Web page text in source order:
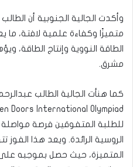
وأكدت الجالية الجنوبية أن
متميزًا وكفاءة علمية لافتة،
الطاقة النووية وإنتاج
مشرق.
كما هنأت الجالية الطالب
للطلبة المتفوقين فرصة مواصلة
الروسية الرائدة. ويعد هذا الفوز
المتميزة، حيث حصل بموجبه